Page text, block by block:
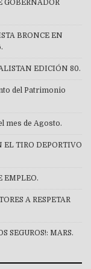
GOBERNADOR
BRONCE EN
EDICIÓN 80.
del Patrimonio
mes de Agosto.
EL TIRO DEPORTIVO
EMPLEO.
A RESPETAR
SEGUROS!: MARS.